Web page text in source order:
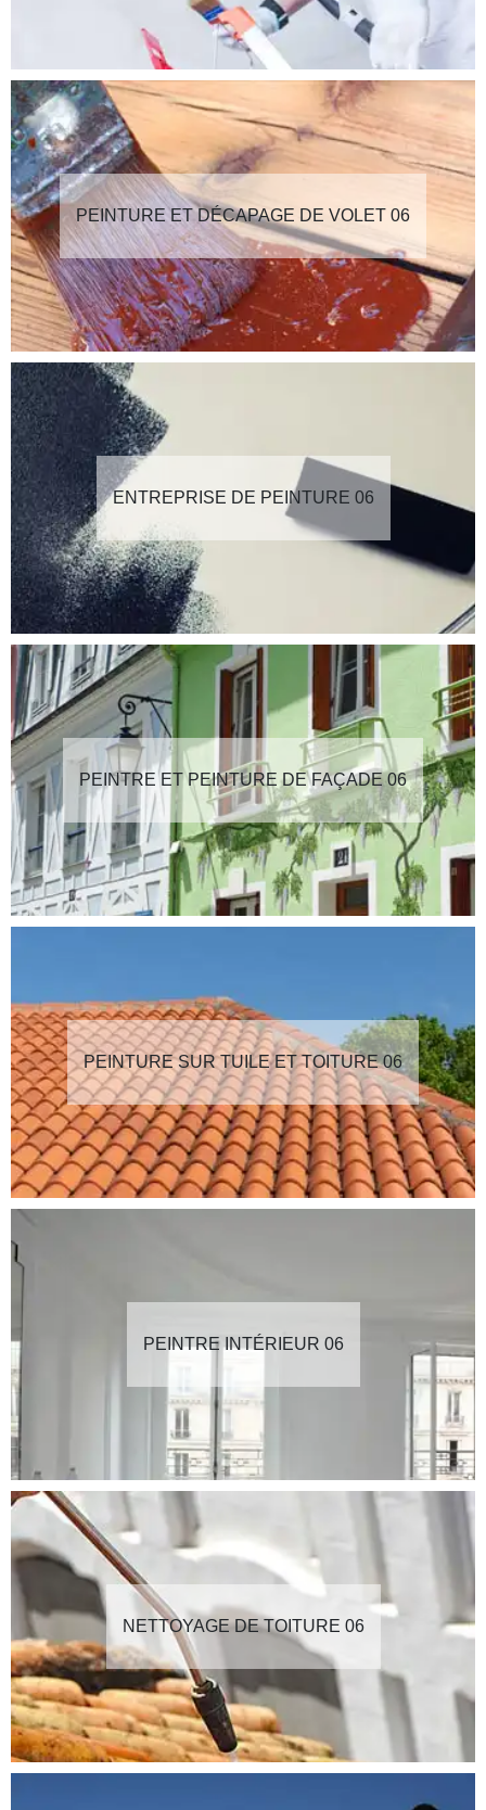
PEINTURE ET DÉCAPAGE DE VOLET 06
ENTREPRISE DE PEINTURE 06
PEINTRE ET PEINTURE DE FAÇADE 06
PEINTURE SUR TUILE ET TOITURE 06
PEINTRE INTÉRIEUR 06
NETTOYAGE DE TOITURE 06